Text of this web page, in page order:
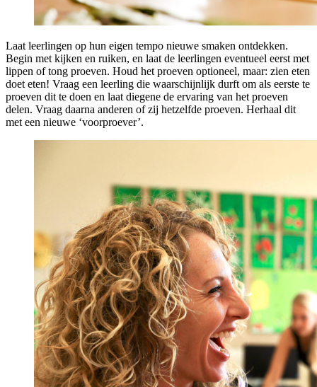
Laat leerlingen op hun eigen tempo nieuwe smaken ontdekken.
Begin met kijken en ruiken, en laat de leerlingen eventueel eerst met
lippen of tong proeven. Houd het proeven optioneel, maar: zien eten
doet eten! Vraag een leerling die waarschijnlijk durft om als eerste te
proeven dit te doen en laat diegene de ervaring van het proeven
delen. Vraag daarna anderen of zij hetzelfde proeven. Herhaal dit
met een nieuwe ‘voorproever’.